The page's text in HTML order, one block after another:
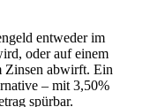
entweder im
oder auf einem
Zinsen abwirft. Ein
– mit 3,50%
spürbar.